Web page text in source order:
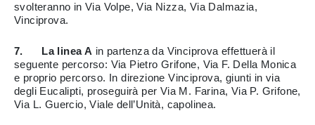
svolteranno in Via Volpe, Via Nizza, Via Dalmazia,
Vinciprova.
7. La linea A in partenza da Vinciprova effettuerà il
seguente percorso: Via Pietro Grifone, Via F. Della Monica
e proprio percorso. In direzione Vinciprova, giunti in via
degli Eucalipti, proseguirà per Via M. Farina, Via P. Grifone,
Via L. Guercio, Viale dell’Unità, capolinea.